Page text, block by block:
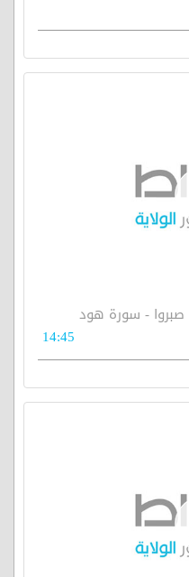
الذين صبروا - سورة هود
14:45